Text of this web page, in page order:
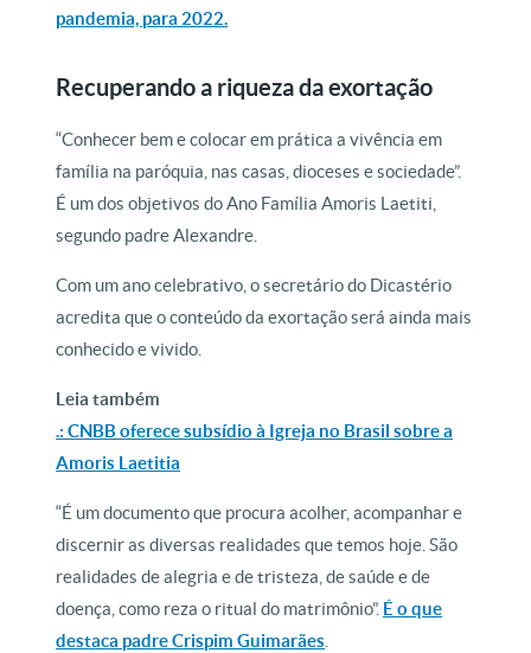
pandemia, para 2022.
Recuperando a riqueza da exortação
“Conhecer bem e colocar em prática a vivência em
família na paróquia, nas casas, dioceses e sociedade”.
É um dos objetivos do Ano Família Amoris Laetiti,
segundo padre Alexandre.
Com um ano celebrativo, o secretário do Dicastério
acredita que o conteúdo da exortação será ainda mais
conhecido e vivido.
Leia também
.: CNBB oferece subsídio à Igreja no Brasil sobre a
Amoris Laetitia
“É um documento que procura acolher, acompanhar e
discernir as diversas realidades que temos hoje. São
realidades de alegria e de tristeza, de saúde e de
doença, como reza o ritual do matrimônio”. É o que
destaca padre Crispim Guimarães